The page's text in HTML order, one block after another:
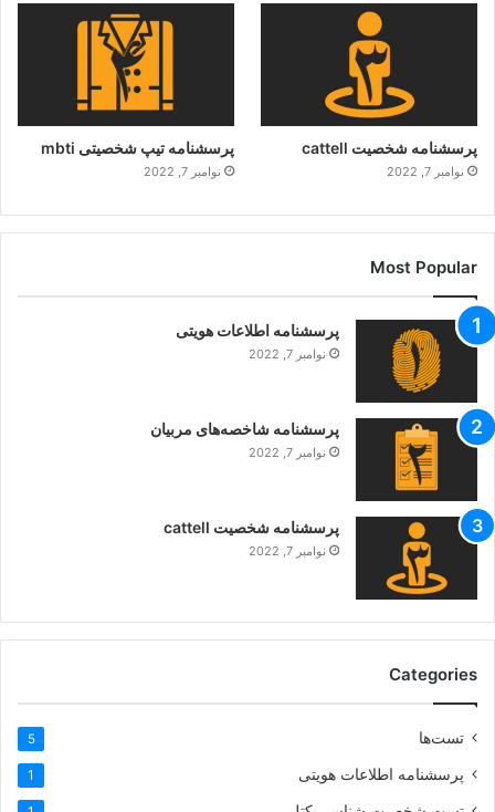
پرسشنامه شخصیت cattell
نوامبر 7, 2022
پرسشنامه تیپ شخصیتی mbti
نوامبر 7, 2022
Most Popular
پرسشنامه اطلاعات هویتی
نوامبر 7, 2022
پرسشنامه شاخصه‌های مربیان
نوامبر 7, 2022
پرسشنامه شخصیت cattell
نوامبر 7, 2022
Categories
تست‌ها 5
پرسشنامه اطلاعات هویتی 1